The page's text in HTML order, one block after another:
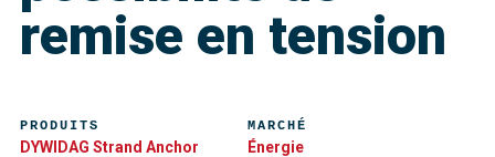
remise en tension
PRODUITS
DYWIDAG Strand Anchor
MARCHÉ
Énergie